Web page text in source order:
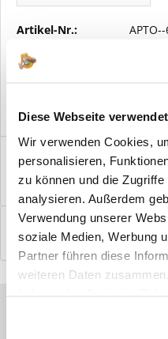
Diese Webseite
Wir verwenden Cookies,
personalisieren,
zu können und die
analysieren. Außerdem
Verwendung unserer
soziale Medien, Werbung
Partner führen diese
weiteren Daten
Artikel-Nr.:
Vorteile
Windfangelemente online
einbaufertig bestellen. In
Bewertungen
0
Bewertungen lesen,
Sie haben